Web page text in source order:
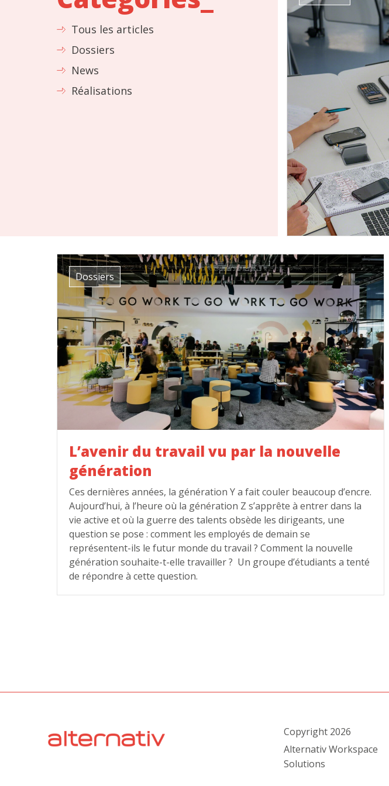
Tous les articles
Dossiers
News
Réalisations
Dossiers
L’avenir du travail vu par la nouvelle
génération
Ces dernières années, la génération Y a fait couler beaucoup d’encre.
Aujourd’hui, à l’heure où la génération Z s’apprête à entrer dans la
vie active et où la guerre des talents obsède les dirigeants, une
question se pose : comment les employés de demain se
représentent-ils le futur monde du travail ? Comment la nouvelle
génération souhaite-t-elle travailler ? Un groupe d’étudiants a tenté
de répondre à cette question.
Copyright 2026
Alternativ Workspace
Solutions